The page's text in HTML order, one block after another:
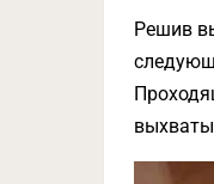
Решив